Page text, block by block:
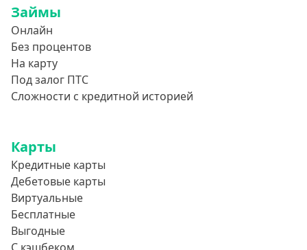
900000 руб
950000 руб
Целевые
Газификацию
Лечение
Стоматология
Неотложные нужды
Образование
Займы
Онлайн
Без процентов
На карту
Под залог ПТС
Сложности с кредитной историей
Карты
Кредитные карты
Дебетовые карты
Виртуальные
Бесплатные
Выгодные